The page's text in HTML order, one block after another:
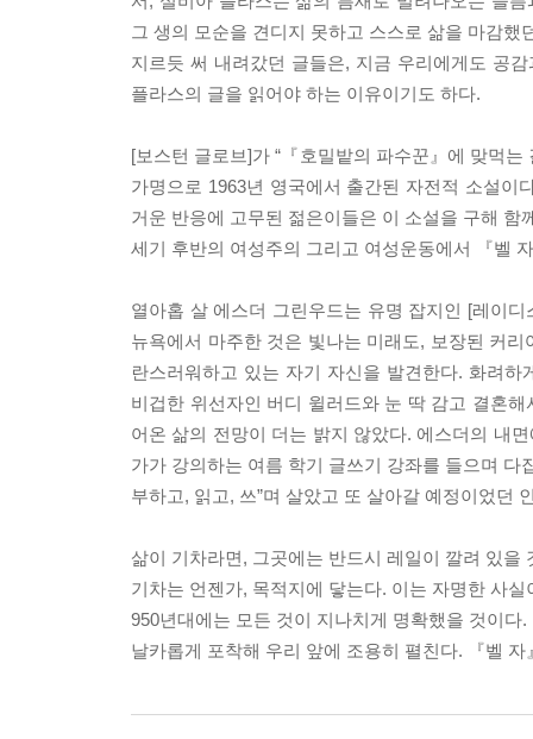
그 생의 모순을 견디지 못하고 스스로 삶을 마감
지르듯 써 내려갔던 글들은, 지금 우리에게도 공
플라스의 글을 읽어야 하는 이유이기도 하다.
[보스턴 글로브]가 “『호밀밭의 파수꾼』에 맞먹
가명으로 1963년 영국에서 출간된 자전적 소설이
거운 반응에 고무된 젊은이들은 이 소설을 구해
세기 후반의 여성주의 그리고 여성운동에서 『벨
열아홉 살 에스더 그린우드는 유명 잡지인 [레이
뉴욕에서 마주한 것은 빛나는 미래도, 보장된 커
란스러워하고 있는 자기 자신을 발견한다. 화려
비겁한 위선자인 버디 윌러드와 눈 딱 감고 결혼
어온 삶의 전망이 더는 밝지 않았다. 에스더의 내
가가 강의하는 여름 학기 글쓰기 강좌를 들으며
부하고, 읽고, 쓰”며 살았고 또 살아갈 예정이었던
삶이 기차라면, 그곳에는 반드시 레일이 깔려 있
기차는 언젠가, 목적지에 닿는다. 이는 자명한 사
950년대에는 모든 것이 지나치게 명확했을 것이
날카롭게 포착해 우리 앞에 조용히 펼친다. 『벨